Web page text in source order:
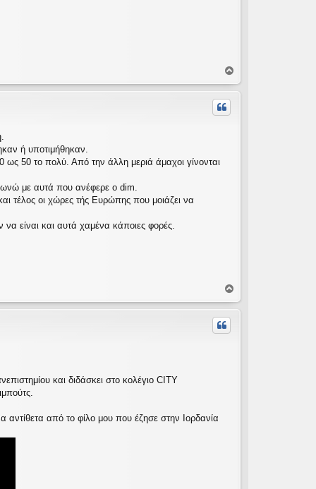
ο
ρ
ή υποτιμήθηκαν.
ως 50 το πολύ. Από την άλλη μεριά άμαχοι γίνονται
με αυτά που ανέφερε ο dim.
τέλος οι χώρες τής Ευρώπης που μοιάζει να
είναι και αυτά χαμένα κάποιες φορές.
ο
ρ
και διδάσκει στο κολέγιο CITY
αντίθετα από το φίλο μου που έζησε στην Ιορδανία